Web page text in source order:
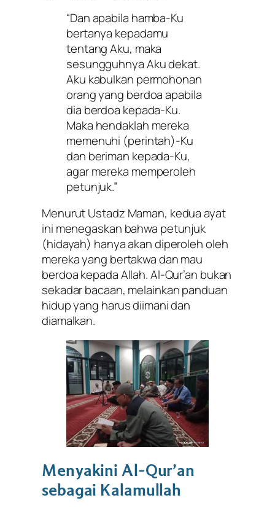
“Dan apabila hamba-Ku
bertanya kepadamu
tentang Aku, maka
sesungguhnya Aku dekat.
Aku kabulkan permohonan
orang yang berdoa apabila
dia berdoa kepada-Ku.
Maka hendaklah mereka
memenuhi (perintah)-Ku
dan beriman kepada-Ku,
agar mereka memperoleh
petunjuk.”
Menurut Ustadz Maman, kedua ayat
ini menegaskan bahwa petunjuk
(hidayah) hanya akan diperoleh oleh
mereka yang bertakwa dan mau
berdoa kepada Allah. Al-Qur’an bukan
sekadar bacaan, melainkan panduan
hidup yang harus diimani dan
diamalkan.
Menyakini Al-Qur’an
sebagai Kalamullah